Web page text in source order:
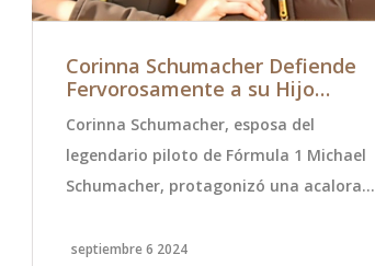
Corinna Schumacher Defiende
Fervorosamente a su Hijo
Williams
Corinna Schumacher, esposa del
legendario piloto de Fórmula 1 Michael
Schumacher, protagonizó una acalorada
director del equipo Williams. La disputa
septiembre 6 2024